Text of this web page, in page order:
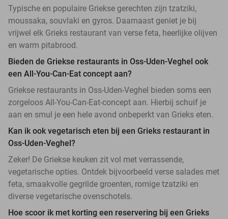
Typische en populaire Griekse gerechten zijn tzatziki,
moussaka, souvlaki en gyros. Daarnaast geniet je bij
vrijwel elk Grieks restaurant van verse feta, heerlijke olijven
en warm pitabrood.
Bieden de Griekse restaurants in Oss-Uden-Veghel ook
een All-You-Can-Eat concept aan?
Griekse restaurants in Oss-Uden-Veghel bieden soms een
zorgeloos All-You-Can-Eat-concept aan. Hierbij schuif je
aan en smul je een hele avond onbeperkt van Grieks eten.
Kan ik ook vegetarisch eten bij een Grieks restaurant in
Oss-Uden-Veghel?
Zeker! De Griekse keuken zit vol met verrassende,
vegetarische opties. Ontdek bijvoorbeeld verse salades met
feta, smaakvolle gegrilde groenten, romige tzatziki en
diverse vegetarische ovenschotels.
Hoe scoor ik met korting een reservering bij een Grieks